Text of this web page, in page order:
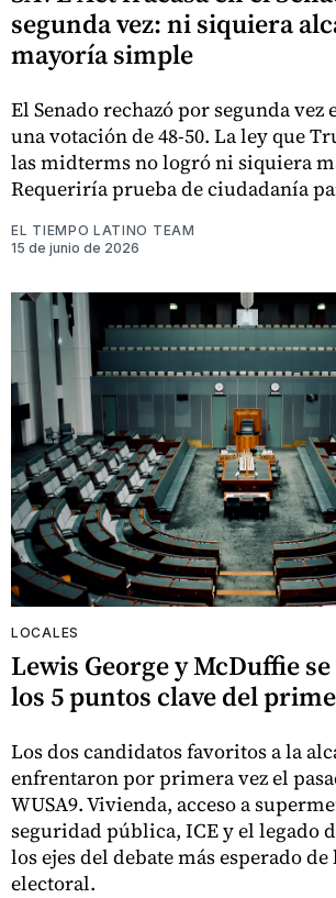
segunda vez: ni siquiera
mayoría simple
El Senado rechazó por segunda vez
una votación de 48-50. La ley que
las midterms no logró ni siquiera
Requeriría prueba de ciudadanía
EL TIEMPO LATINO TEAM
15 de junio de 2026
LOCALES
Lewis George y McDuffie
los 5 puntos clave del
Los dos candidatos favoritos a la
enfrentaron por primera vez el
WUSA9. Vivienda, acceso a
seguridad pública, ICE y el legado
los ejes del debate más esperado
electoral.